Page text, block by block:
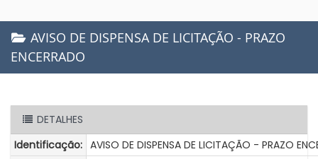
AVISO DE DISPENSA DE LICITAÇÃO - PRAZO
ENCERRADO
DETALHES
Identificação: AVISO DE DISPENSA DE LICITAÇÃO - PRAZO